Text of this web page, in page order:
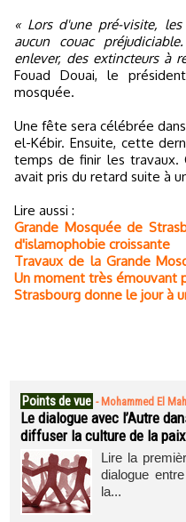
« Lors d'une pré-visite,
aucun couac
enlever, des extincteurs à
Fouad Douai, le
mosquée.
Une fête sera célébrée
el-Kébir. Ensuite, cette
temps de finir les travaux.
avait pris du retard suite à
Lire aussi :
Grande Mosquée de
d'islamophobie croissante
Travaux de la Grande
Un moment très émouvant
Strasbourg donne le jour à
Points de vue - Mohammed El
Le dialogue avec l’Autre
diffuser la culture de la
Lire la
dialogue
la...